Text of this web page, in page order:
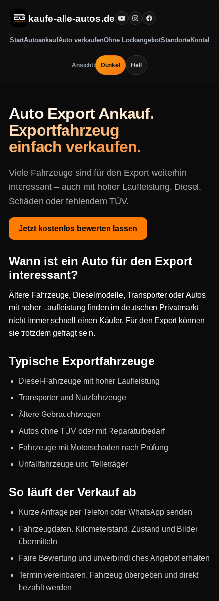
kaufe-alle-autos.de
StartAutoankaufAuto verkaufenOhne LockangebotStandorteKontakt
Ansicht: Dunkel Hell
Auto Export Ankauf.
Exportfahrzeug
einfach verkaufen.
Viele Fahrzeuge sind für den Export weiterhin
interessant – auch mit hoher Laufleistung, Diesel,
Schäden oder fehlendem TÜV.
Jetzt kostenlos bewerten lassen
Wann ist ein Auto für den Export
interessant?
Ältere Fahrzeuge, Dieselmodelle, Transporter oder Autos
mit hoher Laufleistung finden im deutschen Privatmarkt
nicht immer schnell einen Käufer. Für den Export können
sie trotzdem gefragt sein.
Typische Exportfahrzeuge
Diesel-Fahrzeuge mit hoher Laufleistung
Transporter und Nutzfahrzeuge
Ältere Gebrauchtwagen
Autos ohne TÜV oder mit Reparaturbedarf
Fahrzeuge mit Motorschaden nach Prüfung
Unfallfahrzeuge und Teileträger
So läuft der Verkauf ab
Kurze Anfrage per Telefon oder WhatsApp senden
Fahrzeugdaten, Kilometerstand, Zustand und Bilder
übermitteln
Faire Bewertung und unverbindliches Angebot erhalten
Termin vereinbaren, Fahrzeug übergeben und direkt
bezahlt werden